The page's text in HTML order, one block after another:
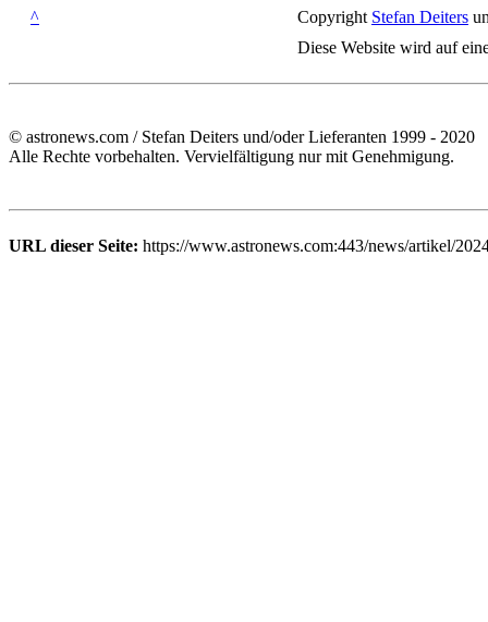
^ Copyright Stefan Deiters
Diese Website wird auf
© astronews.com / Stefan Deiters und/oder Lieferanten 1999 - 2020
Alle Rechte vorbehalten. Vervielfältigung nur mit Genehmigung.
URL dieser Seite: https://www.astronews.com:443/news/artikel/